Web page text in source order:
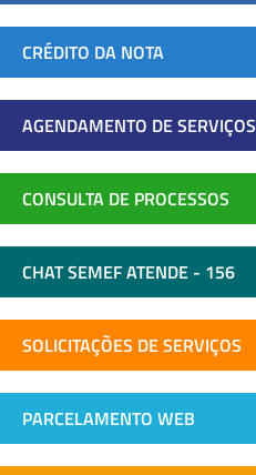
CRÉDITO DA NOTA
AGENDAMENTO DE SERVIÇOS
CONSULTA DE PROCESSOS
CHAT SEMEF ATENDE - 156
SOLICITAÇÕES DE SERVIÇOS
PARCELAMENTO WEB